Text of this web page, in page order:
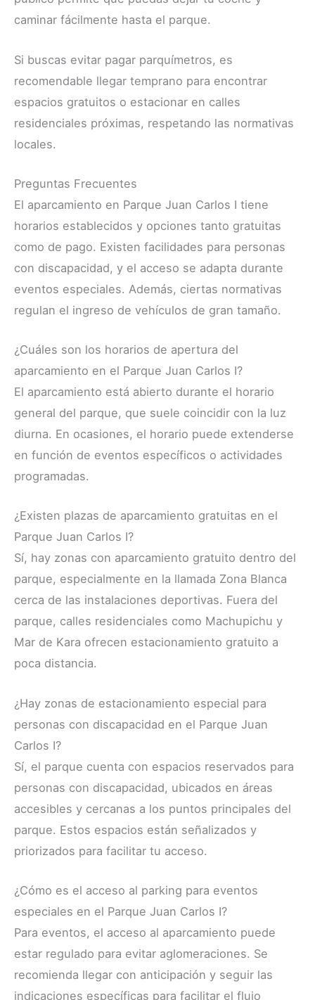
caminar fácilmente hasta el parque.
Si buscas evitar pagar parquímetros, es
recomendable llegar temprano para encontrar
espacios gratuitos o estacionar en calles
residenciales próximas, respetando las normativas
locales.
Preguntas Frecuentes
El aparcamiento en Parque Juan Carlos I tiene
horarios establecidos y opciones tanto gratuitas
como de pago. Existen facilidades para personas
con discapacidad, y el acceso se adapta durante
eventos especiales. Además, ciertas normativas
regulan el ingreso de vehículos de gran tamaño.
¿Cuáles son los horarios de apertura del
aparcamiento en el Parque Juan Carlos I?
El aparcamiento está abierto durante el horario
general del parque, que suele coincidir con la luz
diurna. En ocasiones, el horario puede extenderse
en función de eventos específicos o actividades
programadas.
¿Existen plazas de aparcamiento gratuitas en el
Parque Juan Carlos I?
Sí, hay zonas con aparcamiento gratuito dentro del
parque, especialmente en la llamada Zona Blanca
cerca de las instalaciones deportivas. Fuera del
parque, calles residenciales como Machupichu y
Mar de Kara ofrecen estacionamiento gratuito a
poca distancia.
¿Hay zonas de estacionamiento especial para
personas con discapacidad en el Parque Juan
Carlos I?
Sí, el parque cuenta con espacios reservados para
personas con discapacidad, ubicados en áreas
accesibles y cercanas a los puntos principales del
parque. Estos espacios están señalizados y
priorizados para facilitar tu acceso.
¿Cómo es el acceso al parking para eventos
especiales en el Parque Juan Carlos I?
Para eventos, el acceso al aparcamiento puede
estar regulado para evitar aglomeraciones. Se
recomienda llegar con anticipación y seguir las
indicaciones específicas para facilitar el flujo